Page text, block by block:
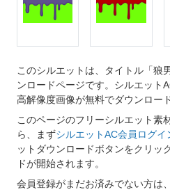
このシルエットは、タイトル「狼
ンロードページです。シルエット
高解像度画像が無料でダウンロー
このページのフリーシルエット素
ら、まずシルエットAC会員ログイ
ットダウンロードボタンをクリッ
ドが開始されます。
会員登録がまだお済みでない方は、